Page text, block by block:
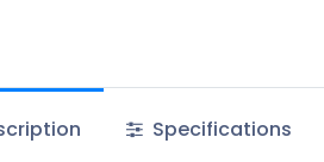
Specifications